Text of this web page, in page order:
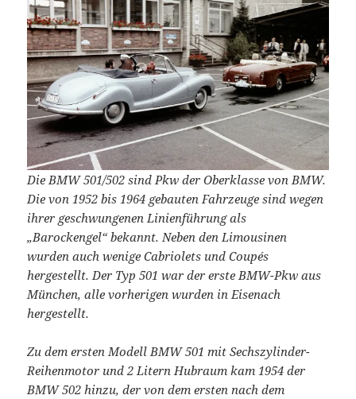
Die BMW 501/502 sind Pkw der Oberklasse von BMW.
Die von 1952 bis 1964 gebauten Fahrzeuge sind wegen
ihrer geschwungenen Linienführung als
„Barockengel“ bekannt. Neben den Limousinen
wurden auch wenige Cabriolets und Coupés
hergestellt. Der Typ 501 war der erste BMW-Pkw aus
München, alle vorherigen wurden in Eisenach
hergestellt.
Zu dem ersten Modell BMW 501 mit Sechszylinder-
Reihenmotor und 2 Litern Hubraum kam 1954 der
BMW 502 hinzu, der von dem ersten nach dem